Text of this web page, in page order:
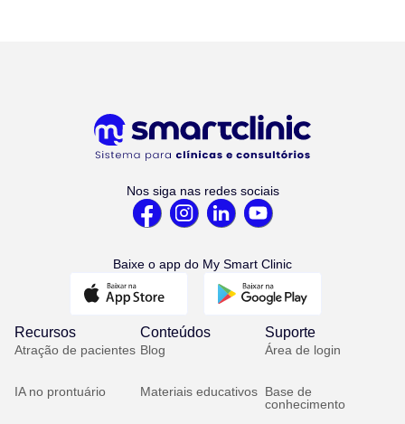
Nos siga nas redes sociais
Baixe o app do My Smart Clinic
Recursos
Atração de pacientes
IA no prontuário
Conteúdos
Blog
Materiais educativos
Suporte
Área de login
Base de
conhecimento